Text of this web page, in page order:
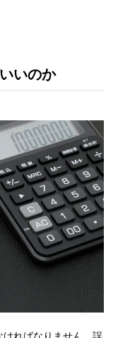
いのか
ればなりません。誤